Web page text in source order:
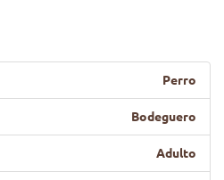
Perro
Bodeguero
Adulto